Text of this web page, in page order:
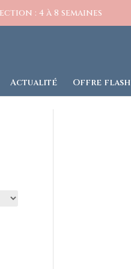
: 4 à 8 semaines
Actualité Offre flash